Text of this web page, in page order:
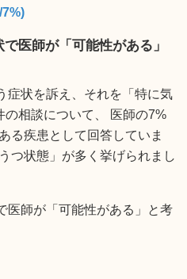
医師が「可能性がある」
症状を訴え、それを「特に気
相談について、 医師の7%
る疾患として回答していま
つ状態」が多く挙げられまし
医師が「可能性がある」と考